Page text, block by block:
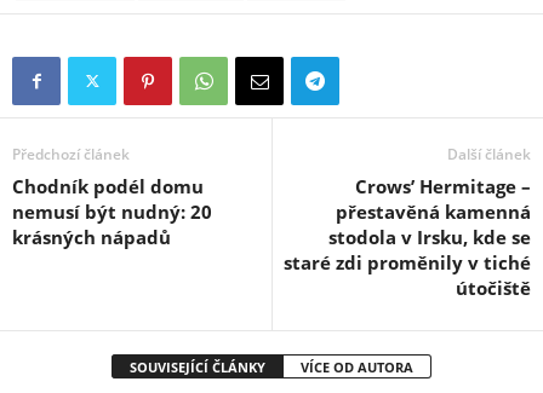
Předchozí článek
Chodník podél domu
nemusí být nudný: 20
krásných nápadů
Další článek
Crows’ Hermitage –
přestavěná kamenná
stodola v Irsku, kde se
staré zdi proměnily v tiché
útočiště
SOUVISEJÍCÍ ČLÁNKY VÍCE OD AUTORA